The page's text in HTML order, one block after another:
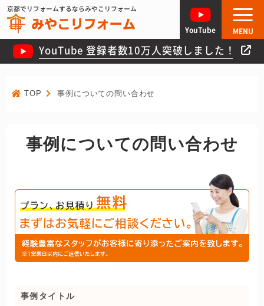
京都でリフォームするならみやこリフォーム
YouTube 登録者数10万人突破しました！
YouTube MENU
TOP 事例についての問い合わせ
事例についての問い合わせ
事例タイトル